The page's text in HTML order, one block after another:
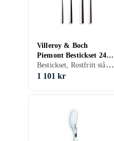
Villeroy & Boch
Piemont Bestickset 24
Delar
Bestickset, Rostfritt stål, 24 st, Tål maskindisk
1 101 kr